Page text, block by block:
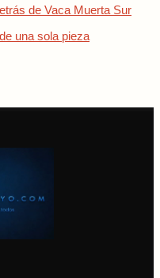
de Vaca Muerta Sur
una sola pieza